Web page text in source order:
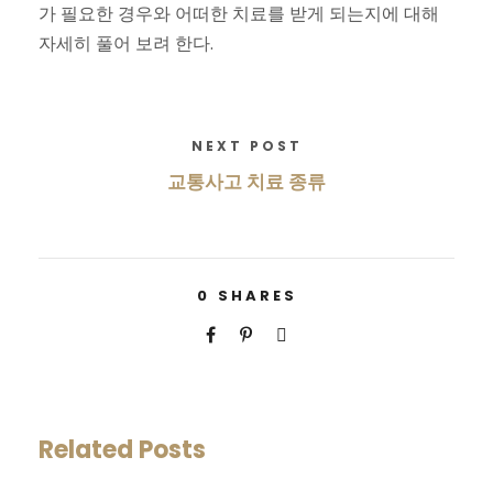
가 필요한 경우와 어떠한 치료를 받게 되는지에 대해
자세히 풀어 보려 한다.
NEXT POST
교통사고 치료 종류
0 SHARES
Related Posts